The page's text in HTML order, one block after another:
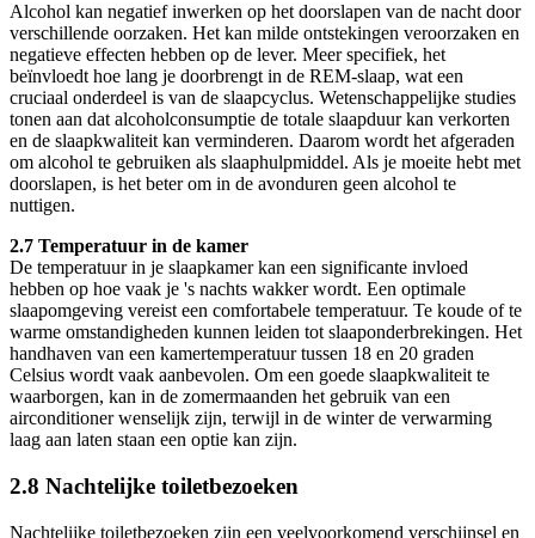
Alcohol kan negatief inwerken op het doorslapen van de nacht door
verschillende oorzaken. Het kan milde ontstekingen veroorzaken en
negatieve effecten hebben op de lever. Meer specifiek, het
beïnvloedt hoe lang je doorbrengt in de REM-slaap, wat een
cruciaal onderdeel is van de slaapcyclus. Wetenschappelijke studies
tonen aan dat alcoholconsumptie de totale slaapduur kan verkorten
en de slaapkwaliteit kan verminderen. Daarom wordt het afgeraden
om alcohol te gebruiken als slaaphulpmiddel. Als je moeite hebt met
doorslapen, is het beter om in de avonduren geen alcohol te
nuttigen.
2.7 Temperatuur in de kamer
De temperatuur in je slaapkamer kan een significante invloed
hebben op hoe vaak je 's nachts wakker wordt. Een optimale
slaapomgeving vereist een comfortabele temperatuur. Te koude of te
warme omstandigheden kunnen leiden tot slaaponderbrekingen. Het
handhaven van een kamertemperatuur tussen 18 en 20 graden
Celsius wordt vaak aanbevolen. Om een goede slaapkwaliteit te
waarborgen, kan in de zomermaanden het gebruik van een
airconditioner wenselijk zijn, terwijl in de winter de verwarming
laag aan laten staan een optie kan zijn.
2.8 Nachtelijke toiletbezoeken
Nachtelijke toiletbezoeken zijn een veelvoorkomend verschijnsel en